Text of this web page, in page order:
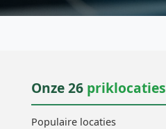
Onze 26 priklocaties
Populaire locaties